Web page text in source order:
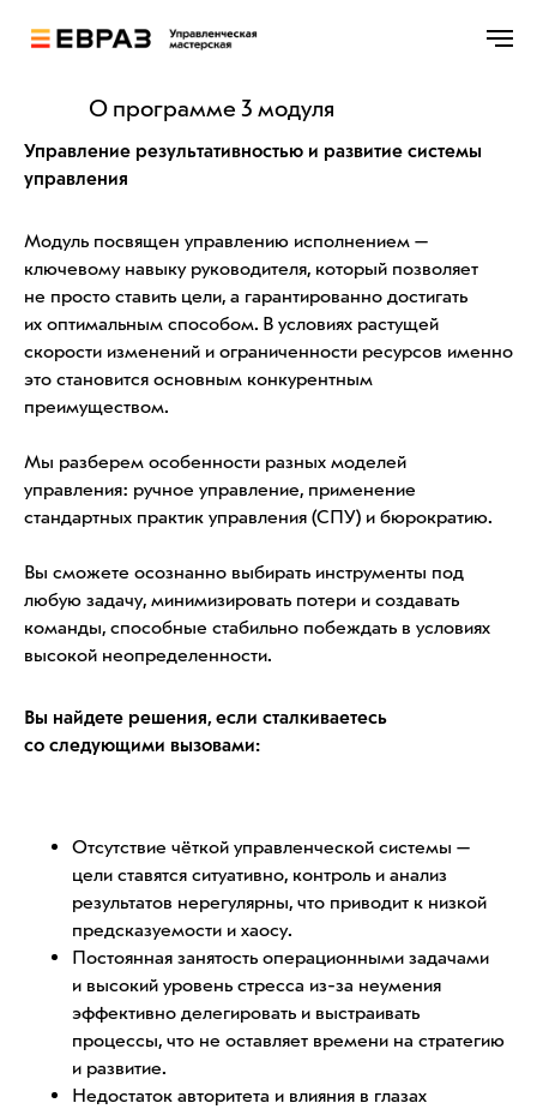
О программе 3 модуля
Управление результативностью и развитие системы
управления
Модуль посвящен управлению исполнением —
ключевому навыку руководителя, который позволяет
не просто ставить цели, а гарантированно достигать
их оптимальным способом. В условиях растущей
скорости изменений и ограниченности ресурсов именно
это становится основным конкурентным
преимуществом.
Мы разберем особенности разных моделей
управления: ручное управление, применение
стандартных практик управления (СПУ) и бюрократию.
Вы сможете осознанно выбирать инструменты под
любую задачу, минимизировать потери и создавать
команды, способные стабильно побеждать в условиях
высокой неопределенности.
Вы найдете решения, если сталкиваетесь
со следующими вызовами:
Отсутствие чёткой управленческой системы —
цели ставятся ситуативно, контроль и анализ
результатов нерегулярны, что приводит к низкой
предсказуемости и хаосу.
Постоянная занятость операционными задачами
и высокий уровень стресса из-за неумения
эффективно делегировать и выстраивать
процессы, что не оставляет времени на стратегию
и развитие.
Недостаток авторитета и влияния в глазах